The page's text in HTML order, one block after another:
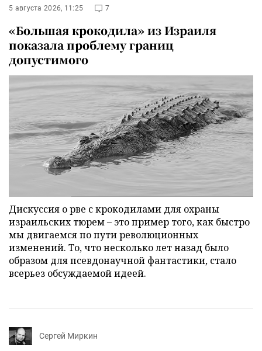
5 августа 2026, 11:25 7
«Большая крокодила» из Израиля
показала проблему границ
допустимого
Дискуссия о рве с крокодилами для охраны
израильских тюрем – это пример того, как быстро
мы двигаемся по пути революционных
изменений. То, что несколько лет назад было
образом для псевдонаучной фантастики, стало
всерьез обсуждаемой идеей.
Сергей Миркин